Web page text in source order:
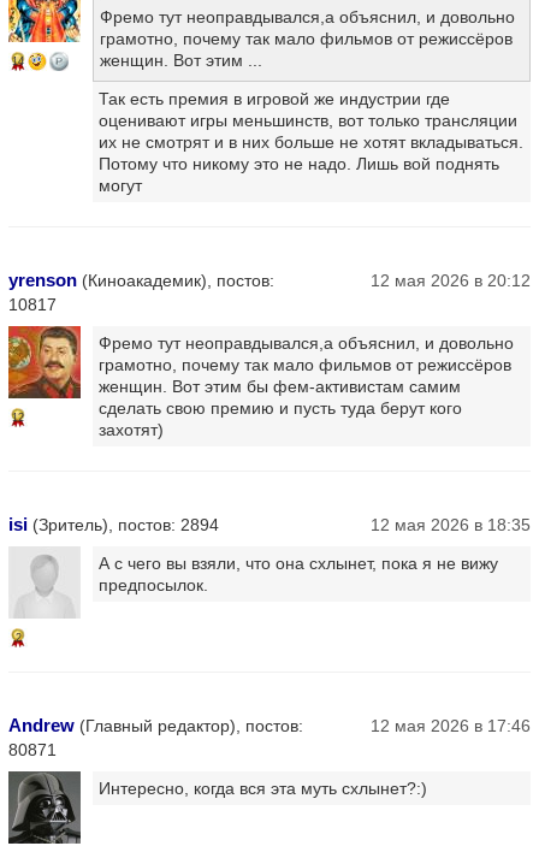
14
Фремо тут неоправдывался,а объяснил, и довольно
грамотно, почему так мало фильмов от режиссёров
женщин. Вот этим ...
Так есть премия в игровой же индустрии где
оценивают игры меньшинств, вот только трансляции
их не смотрят и в них больше не хотят вкладываться.
Потому что никому это не надо. Лишь вой поднять
могут
yrenson (Киноакадемик), постов:
10817
12 мая 2026 в 20:12
12
Фремо тут неоправдывался,а объяснил, и довольно
грамотно, почему так мало фильмов от режиссёров
женщин. Вот этим бы фем-активистам самим
сделать свою премию и пусть туда берут кого
захотят)
isi (Зритель), постов: 2894 12 мая 2026 в 18:35
2
А с чего вы взяли, что она схлынет, пока я не вижу
предпосылок.
Andrew (Главный редактор), постов:
80871
12 мая 2026 в 17:46
Интересно, когда вся эта муть схлынет?:)